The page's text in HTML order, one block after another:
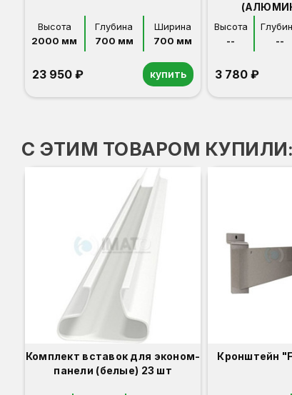
Высота
2000 мм
Глубина
700 мм
Ширина
700 мм
23 950 ₽ купить
Высота
--
--
3 780 ₽
С ЭТИМ ТОВАРОМ КУПИЛИ:
Комплект вставок для эконом-
панели (белые) 23 шт
Кронштейн